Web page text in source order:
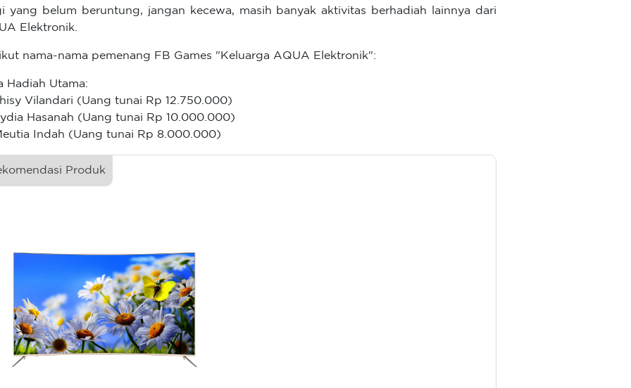
yang belum beruntung, jangan kecewa, masih banyak aktivitas berhadiah lainnya dari
Elektronik.
nama-nama pemenang FB Games "Keluarga AQUA Elektronik":
Hadiah Utama:
Vilandari (Uang tunai Rp 12.750.000)
Hasanah (Uang tunai Rp 10.000.000)
Indah (Uang tunai Rp 8.000.000)
Produk